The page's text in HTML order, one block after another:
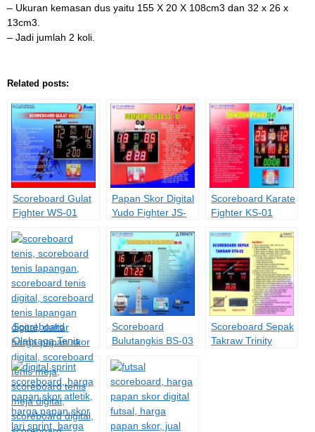
– Ukuran kemasan dus yaitu 155 X 20 X 108cm3 dan 32 x 26 x
13cm3.
– Jadi jumlah 2 koli.
Related posts:
Scoreboard Gulat
Fighter WS-01
Papan Skor Digital
Yudo Fighter JS-
Scoreboard Karate
Fighter KS-01
Scoreboard
Olahraga Tenis
TS-02
Scoreboard
Bulutangkis BS-03
Scoreboard Sepak
Takraw Trinity